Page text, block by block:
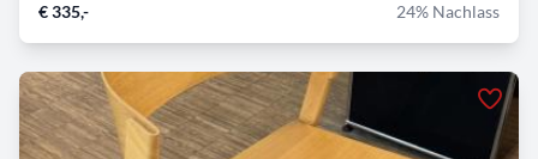
€ 335,- 24% Nachlass